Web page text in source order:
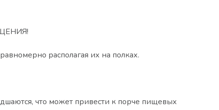
располагая их на полках.
что может привести к порче пищевых